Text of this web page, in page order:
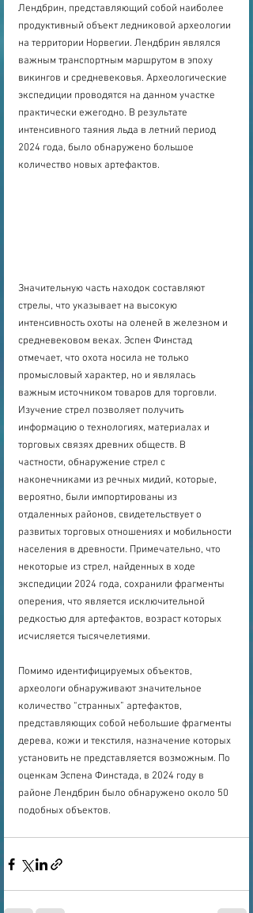
Лендбрин, представляющий собой наиболее
продуктивный объект ледниковой археологии
на территории Норвегии. Лендбрин являлся
важным транспортным маршрутом в эпоху
викингов и средневековья. Археологические
экспедиции проводятся на данном участке
практически ежегодно. В результате
интенсивного таяния льда в летний период
2024 года, было обнаружено большое
количество новых артефактов.
Значительную часть находок составляют
стрелы, что указывает на высокую
интенсивность охоты на оленей в железном и
средневековом веках. Эспен Финстад
отмечает, что охота носила не только
промысловый характер, но и являлась
важным источником товаров для торговли.
Изучение стрел позволяет получить
информацию о технологиях, материалах и
торговых связях древних обществ. В
частности, обнаружение стрел с
наконечниками из речных мидий, которые,
вероятно, были импортированы из
отдаленных районов, свидетельствует о
развитых торговых отношениях и мобильности
населения в древности. Примечательно, что
некоторые из стрел, найденных в ходе
экспедиции 2024 года, сохранили фрагменты
оперения, что является исключительной
редкостью для артефактов, возраст которых
исчисляется тысячелетиями.
Помимо идентифицируемых объектов,
археологи обнаруживают значительное
количество “странных” артефактов,
представляющих собой небольшие фрагменты
дерева, кожи и текстиля, назначение которых
установить не представляется возможным. По
оценкам Эспена Финстада, в 2024 году в
районе Лендбрин было обнаружено около 50
подобных объектов.